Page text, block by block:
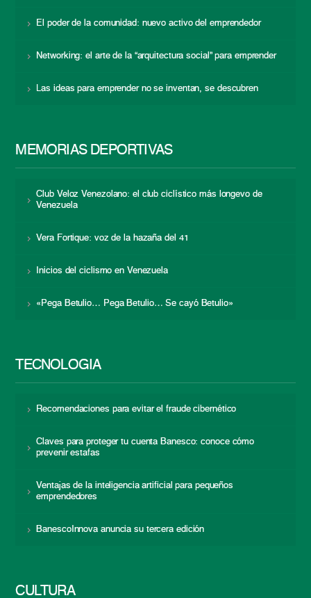
El poder de la comunidad: nuevo activo del emprendedor
Networking: el arte de la “arquitectura social” para emprender
Las ideas para emprender no se inventan, se descubren
MEMORIAS DEPORTIVAS
Club Veloz Venezolano: el club ciclístico más longevo de
Venezuela
Vera Fortique: voz de la hazaña del 41
Inicios del ciclismo en Venezuela
«Pega Betulio… Pega Betulio… Se cayó Betulio»
TECNOLOGÍA
Recomendaciones para evitar el fraude cibernético
Claves para proteger tu cuenta Banesco: conoce cómo
prevenir estafas
Ventajas de la inteligencia artificial para pequeños
emprendedores
BanescoInnova anuncia su tercera edición
CULTURA